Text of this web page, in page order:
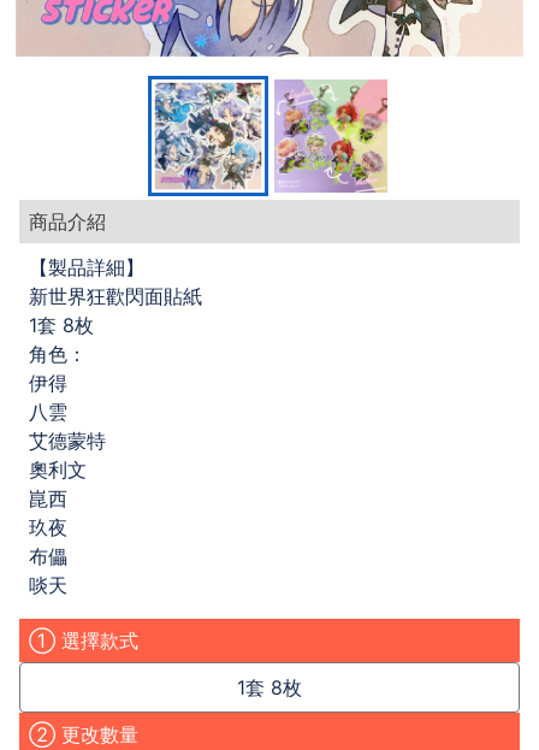
商品介紹
【製品詳細】
新世界狂歡閃面貼紙
1套 8枚
角色：
伊得
八雲
艾德蒙特
奧利文
崑西
玖夜
布儡
啖天
① 選擇款式
1套 8枚
② 更改數量